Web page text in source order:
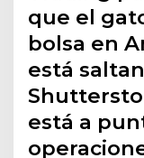
que el
bolsa en
está
está a